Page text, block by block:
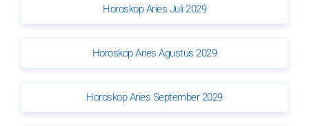
Horoskop Aries Juli 2029
Horoskop Aries Agustus 2029
Horoskop Aries September 2029